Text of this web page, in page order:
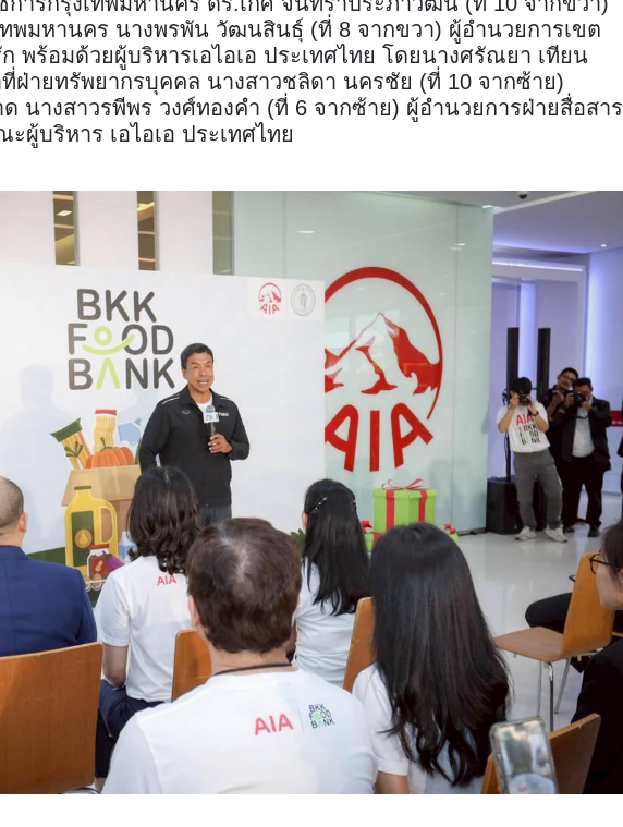
พมหานคร นางพรพัน วัฒนสินธุ์ (ที่ 8 จากขวา) ผู้อำนวยการเขต
พร้อมด้วยผู้บริหารเอไอเอ ประเทศไทย โดยนางศรัณยา เทียน
ที่ฝ่ายทรัพยากรบุคคล นางสาวชลิดา นครชัย (ที่ 10 จากซ้าย)
นางสาวรพีพร วงศ์ทองคำ (ที่ 6 จากซ้าย) ผู้อำนวยการฝ่ายสื่อสาร
บริหาร เอไอเอ ประเทศไทย